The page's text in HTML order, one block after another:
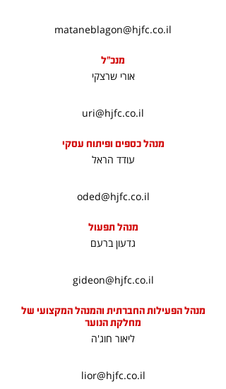
mataneblagon@hjfc.co.il
מנכ"ל
אורי שרצקי
uri@hjfc.co.il
מנהל כספים ופיתוח עסקי
עודד הראל
oded@hjfc.co.il
מנהל תפעול
גדעון ברעם
gideon@hjfc.co.il
מנהל הפעילות החברתית והמנהל המקצועי של
מחלקת הנוער
ליאור חוג'ה
lior@hjfc.co.il